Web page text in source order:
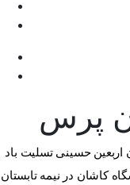
پرس
اربعین حسینی تسلیت باد
کاشان در نیمه تابستان